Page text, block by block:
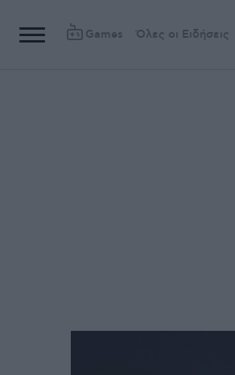
Games Όλες οι Ειδήσεις